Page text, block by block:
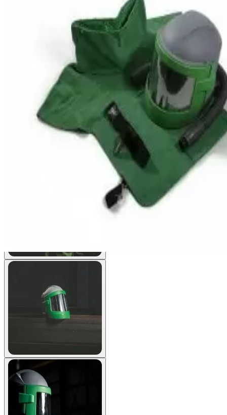
View larger image
View larger image